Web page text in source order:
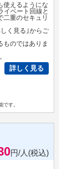
使えるようにな
イベート回線と
二重のセキュリ
く見る｣からご
のではありま
詳しく見る
す。
円/人(税込)